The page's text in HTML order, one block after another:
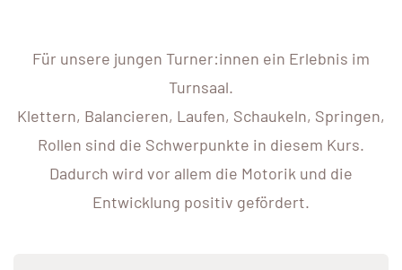
Für unsere jungen Turner:innen ein Erlebnis im
Turnsaal.
Klettern, Balancieren, Laufen, Schaukeln, Springen,
Rollen sind die Schwerpunkte in diesem Kurs.
Dadurch wird vor allem die Motorik und die
Entwicklung positiv gefördert.